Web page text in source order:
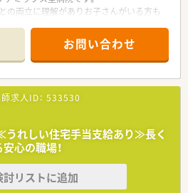
の両立に理解がありお子さんがいる方も
方や関連施設(新設の介護医療院)への定
務がメインとなります。
おらず、ミキシングなどもございませ
、外部研修を実施しており病院薬剤師と
とができます。
瘡委員会は薬剤師も深く関わります。
進教室を月1回開催しており地域医療を盛
にも携わることができます。
お問い合わせ
求人ID： 533530
うれしい住宅手当支給あり≫長く
心の職場！
討リストに追加